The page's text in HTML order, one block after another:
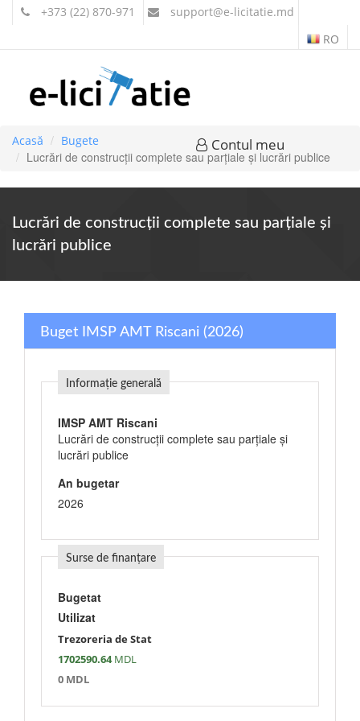
+373 (22) 870-971 support@e-licitatie.md
RO
Contul meu
Acasă Bugete
Lucrări de construcţii complete sau parţiale şi lucrări publice
Lucrări de construcţii complete sau parţiale şi
lucrări publice
Buget IMSP AMT Riscani (2026)
Informație generală
IMSP AMT Riscani
Lucrări de construcţii complete sau parţiale şi
lucrări publice
An bugetar
2026
Surse de finanțare
Bugetat
Utilizat
Trezoreria de Stat
1702590.64MDL
0 MDL